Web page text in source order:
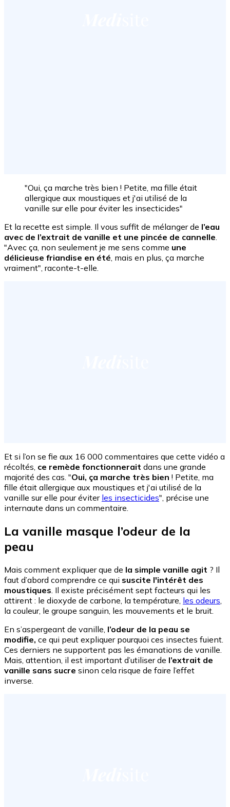
"Oui, ça marche très bien ! Petite, ma fille était
allergique aux moustiques et j'ai utilisé de la
vanille sur elle pour éviter les insecticides"
Et la recette est simple. Il vous suffit de mélanger de l’eau
avec de l’extrait de vanille et une pincée de cannelle.
"Avec ça, non seulement je me sens comme une
délicieuse friandise en été, mais en plus, ça marche
vraiment", raconte-t-elle.
Et si l’on se fie aux 16 000 commentaires que cette vidéo a
récoltés, ce remède fonctionnerait dans une grande
majorité des cas. "Oui, ça marche très bien ! Petite, ma
fille était allergique aux moustiques et j'ai utilisé de la
vanille sur elle pour éviter les insecticides", précise une
internaute dans un commentaire.
La vanille masque l’odeur de la
peau
Mais comment expliquer que de la simple vanille agit ? Il
faut d’abord comprendre ce qui suscite l'intérêt des
moustiques. Il existe précisément sept facteurs qui les
attirent : le dioxyde de carbone, la température, les odeurs,
la couleur, le groupe sanguin, les mouvements et le bruit.
En s’aspergeant de vanille, l’odeur de la peau se
modifie, ce qui peut expliquer pourquoi ces insectes fuient.
Ces derniers ne supportent pas les émanations de vanille.
Mais, attention, il est important d’utiliser de l’extrait de
vanille sans sucre sinon cela risque de faire l’effet
inverse.